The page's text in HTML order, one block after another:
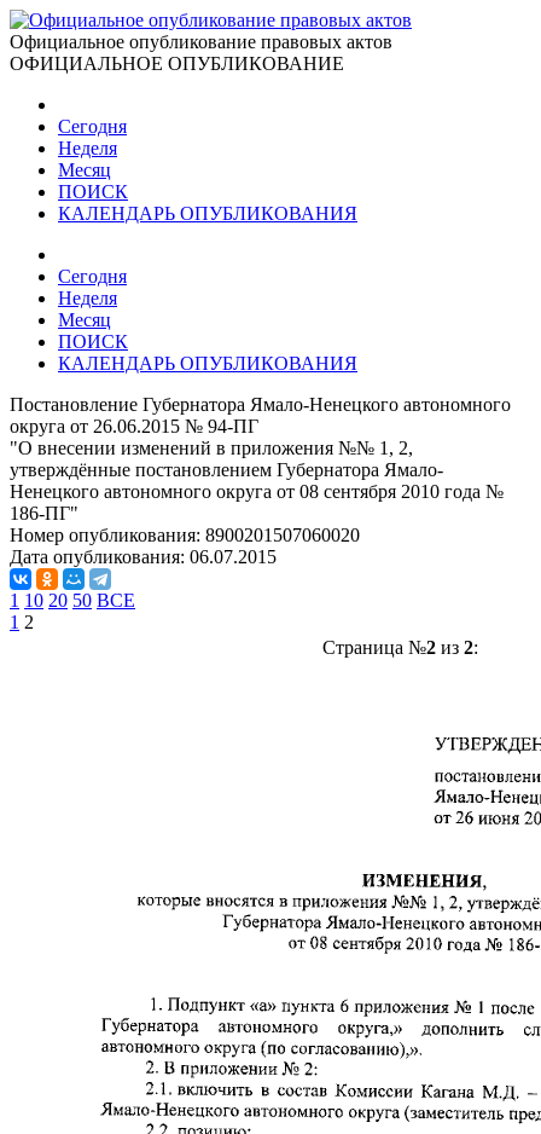
Официальное опубликование правовых актов
ОФИЦИАЛЬНОЕ ОПУБЛИКОВАНИЕ
Сегодня
Неделя
Месяц
ПОИСК
КАЛЕНДАРЬ ОПУБЛИКОВАНИЯ
Сегодня
Неделя
Месяц
ПОИСК
КАЛЕНДАРЬ ОПУБЛИКОВАНИЯ
Постановление Губернатора Ямало-Ненецкого автономного
округа от 26.06.2015 № 94-ПГ
"О внесении изменений в приложения №№ 1, 2,
утверждённые постановлением Губернатора Ямало-
Ненецкого автономного округа от 08 сентября 2010 года №
186-ПГ"
Номер опубликования: 8900201507060020
Дата опубликования: 06.07.2015
1 10 20 50 ВСЕ
1 2
Страница №2из 2: